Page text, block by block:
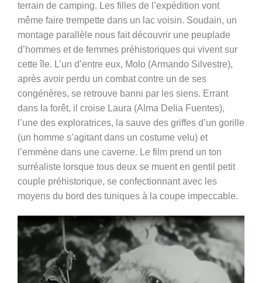
terrain de camping. Les filles de l’expédition vont
même faire trempette dans un lac voisin. Soudain, un
montage parallèle nous fait découvrir une peuplade
d’hommes et de femmes préhistoriques qui vivent sur
cette île. L’un d’entre eux, Molo (Armando Silvestre),
après avoir perdu un combat contre un de ses
congénères, se retrouve banni par les siens. Errant
dans la forêt, il croise Laura (Alma Delia Fuentes),
l’une des exploratrices, la sauve des griffes d’un gorille
(un homme s’agitant dans un costume velu) et
l’emmène dans une caverne. Le film prend un ton
surréaliste lorsque tous deux se muent en gentil petit
couple préhistorique, se confectionnant avec les
moyens du bord des tuniques à la coupe impeccable.